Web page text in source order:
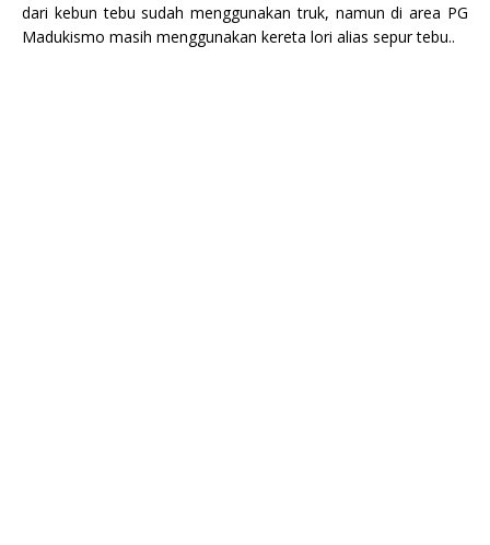
dari kebun tebu sudah menggunakan truk, namun di area PG
Madukismo masih menggunakan kereta lori alias sepur tebu..